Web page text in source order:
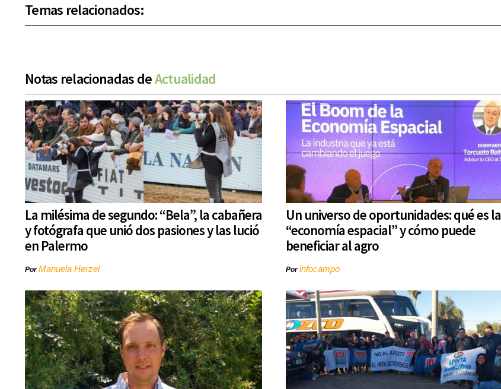
Temas relacionados:
Notas relacionadas deActualidad
La milésima de segundo: “Bela”, la cabañera
y fotógrafa que unió dos pasiones y las lució
en Palermo
PorManuela Herzel
Un universo de oportunidades: qué es la
“economía espacial” y cómo puede
beneficiar al agro
Porinfocampo